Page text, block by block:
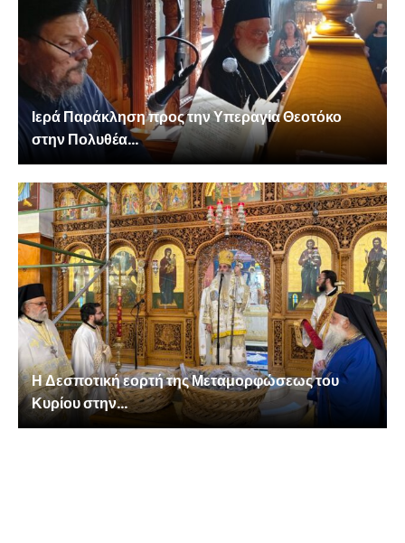
Ιερά Παράκληση προς την Υπεραγία Θεοτόκο
στην Πολυθέα...
Η Δεσποτική εορτή της Μεταμορφώσεως του
Κυρίου στην...